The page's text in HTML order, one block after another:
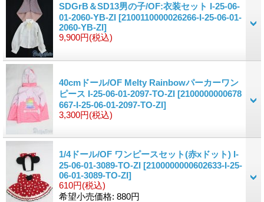
SDGrB＆SD13男の子/OF:衣装セット I-25-06-
01-2060-YB-ZI [2100110000026266-I-25-06-01-
2060-YB-ZI]
9,900円(税込)
40cmドール/OF Melty Rainbowパーカーワン
ピース I-25-06-01-2097-TO-ZI [2100000000678
667-I-25-06-01-2097-TO-ZI]
3,300円(税込)
1/4ドール/OF ワンピースセット(赤xドット) I-
25-06-01-3089-TO-ZI [2100000000602633-I-25-
06-01-3089-TO-ZI]
610円(税込)
希望小売価格: 880円